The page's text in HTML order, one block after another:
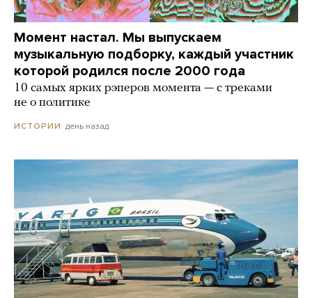
Момент настал. Мы выпускаем
музыкальную подборку, каждый участник
которой родился после 2000 года
10 самых ярких рэперов момента — с треками
не о политике
ИСТОРИИ день назад